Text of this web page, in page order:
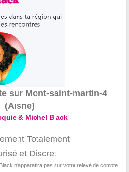
sur Mont-saint-martin-4
(Aisne)
& Michel Black
Totalement
et Discret
n’apparaîtra pas sur votre relevé de compte